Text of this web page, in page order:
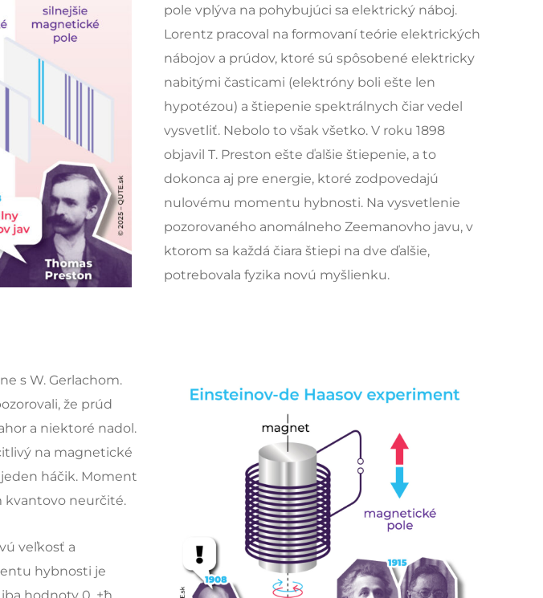
pole vplýva na pohybujúci sa elektrický náboj.
Lorentz pracoval na formovaní teórie elektrických
nábojov a prúdov, ktoré sú spôsobené elektricky
nabitými časticami (elektróny boli ešte len
hypotézou) a štiepenie spektrálnych čiar vedel
vysvetliť. Nebolo to však všetko. V roku 1898
objavil T. Preston ešte ďalšie štiepenie, a to
dokonca aj pre energie, ktoré zodpovedajú
nulovému momentu hybnosti. Na vysvetlenie
pozorovaného anomálneho Zeemanovho javu, v
ktorom sa každá čiara štiepi na dve ďalšie,
potrebovala fyzika novú myšlienku.
s W. Gerlachom.
že prúd
a niektoré nadol.
na magnetické
háčik. Moment
kvantovo neurčité.
veľkosť a
hybnosti je